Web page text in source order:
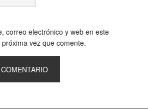
correo electrónico y web en este
vez que comente.